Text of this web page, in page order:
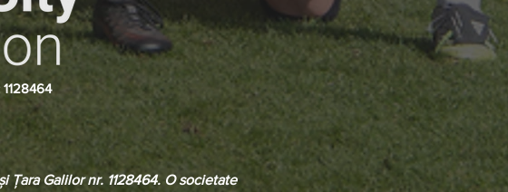
Galilor nr. 1128464. O societate